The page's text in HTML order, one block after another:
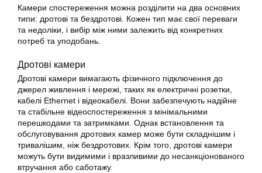
Камери спостереження можна розділити на два основних
типи: дротові та бездротові. Кожен тип має свої переваги
та недоліки, і вибір між ними залежить від конкретних
потреб та уподобань.
Дротові камери
Дротові камери вимагають фізичного підключення до
джерел живлення і мережі, таких як електричні розетки,
кабелі Ethernet і відеокабелі. Вони забезпечують надійне
та стабільне відеоспостереження з мінімальними
перешкодами та затримками. Однак встановлення та
обслуговування дротових камер може бути складнішим і
тривалішим, ніж бездротових. Крім того, дротові камери
можуть бути видимими і вразливими до несанкціонованого
втручання або саботажу.